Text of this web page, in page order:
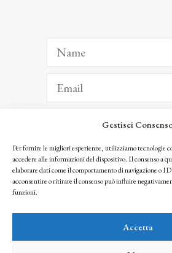
Gestisci
Per fornire le migliori esperienze, utilizziamo tecnologie
accedere alle informazioni del dispositivo. Il consenso a
elaborare dati come il comportamento di navigazione o
acconsentire o ritirare il consenso può influire
funzioni.
Accetta
ISCRIVITI
Facendo clic per iscriverti, riconosci che le tue
seguendo la nostra Privacy Policy
© 2025 Istituto Matteucci. All right reserved
l’autorizzazione scritta dei proprietari dei diritti e